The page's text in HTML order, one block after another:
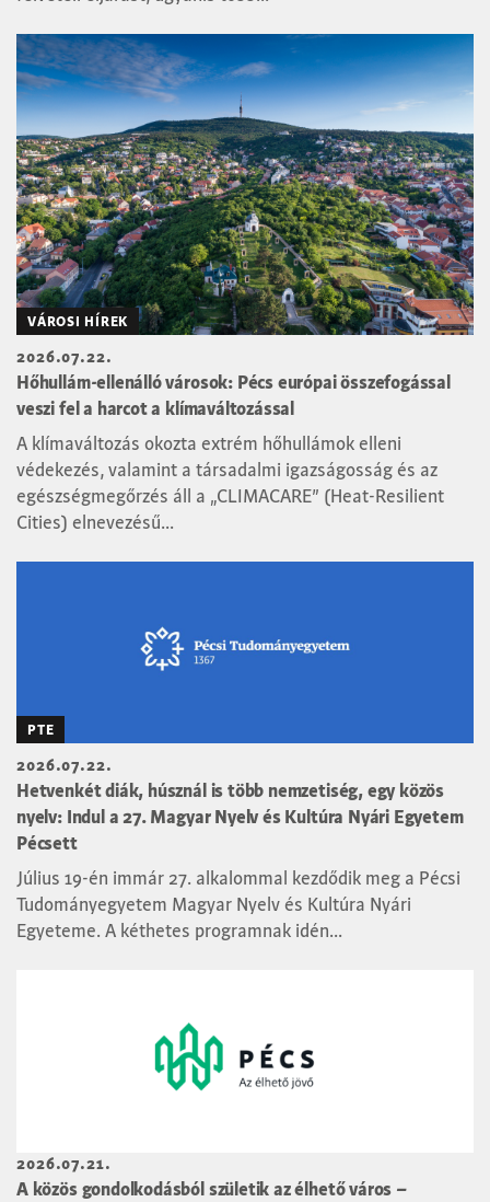
VÁROSI HÍREK
2026.07.22.
Hőhullám-ellenálló városok: Pécs európai összefogással
veszi fel a harcot a klímaváltozással
A klímaváltozás okozta extrém hőhullámok elleni
védekezés, valamint a társadalmi igazságosság és az
egészségmegőrzés áll a „CLIMACARE” (Heat-Resilient
Cities) elnevezésű...
PTE
2026.07.22.
Hetvenkét diák, húsznál is több nemzetiség, egy közös
nyelv: Indul a 27. Magyar Nyelv és Kultúra Nyári Egyetem
Pécsett
Július 19-én immár 27. alkalommal kezdődik meg a Pécsi
Tudományegyetem Magyar Nyelv és Kultúra Nyári
Egyeteme. A kéthetes programnak idén...
2026.07.21.
A közös gondolkodásból születik az élhető város –